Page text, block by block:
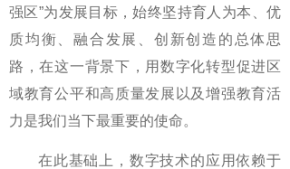
强区”为发展目标，始终坚持育人为本、优
质均衡、融合发展、创新创造的总体思
路，在这一背景下，用数字化转型促进区
域教育公平和高质量发展以及增强教育活
力是我们当下最重要的使命。
在此基础上，数字技术的应用依赖于